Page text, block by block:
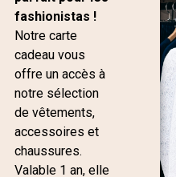
fashionistas !
Notre carte
cadeau vous
offre un accès à
notre sélection
de vêtements,
accessoires et
chaussures.
Valable 1 an, elle